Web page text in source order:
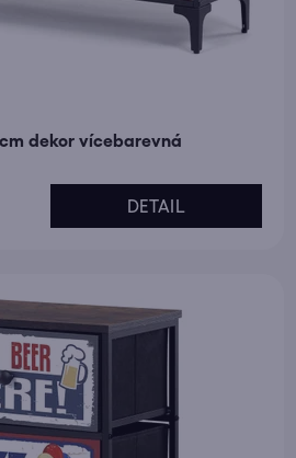
dekor vícebarevná
DETAIL